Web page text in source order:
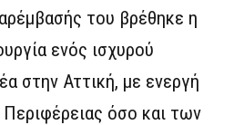
του βρέθηκε η
ενός ισχυρού
στην Αττική, με ενεργή
όσο και των